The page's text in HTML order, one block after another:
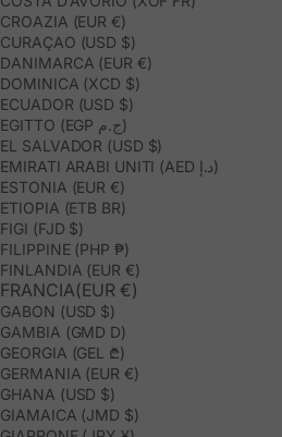
CROAZIA (EUR €)
CURAÇAO (USD $)
DANIMARCA (EUR €)
DOMINICA (XCD $)
ECUADOR (USD $)
EGITTO (EGP ج.م)
EL SALVADOR (USD $)
EMIRATI ARABI UNITI (AED د.إ)
ESTONIA (EUR €)
ETIOPIA (ETB BR)
FIGI (FJD $)
FILIPPINE (PHP ₱)
FINLANDIA (EUR €)
FRANCIA(EUR €)
GABON (USD $)
GAMBIA (GMD D)
GEORGIA (GEL ₾)
GERMANIA (EUR €)
GHANA (USD $)
GIAMAICA (JMD $)